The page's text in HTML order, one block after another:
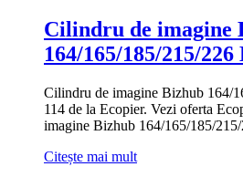
Cilindru de imagine
164/165/185/215/
Cilindru de imagine Bizhub 164/
114 de la Ecopier. Vezi oferta
imagine Bizhub 164/165/185/
Citește mai mult